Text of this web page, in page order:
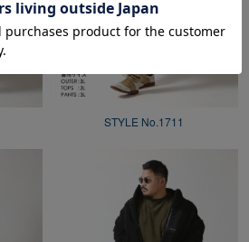
STYLE No.1711